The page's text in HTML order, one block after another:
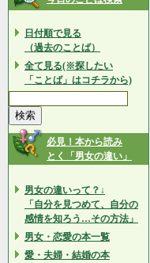
日付順で見る
（過去のことば）
全て見る(※探したい
「ことば」はコチラから)
必見！本から読み
とく「男女の違い」
男女の違いって？↓
「自分を見つめて、自分の
感情を知ろう…その方法」
男女・恋愛の本一覧
愛・夫婦・結婚の本